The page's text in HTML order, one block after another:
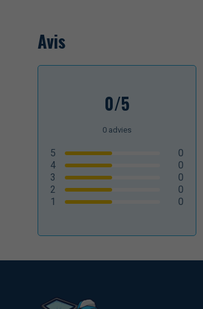
Avis
0/5
0advies
5
0
4
0
3
0
2
0
1
0